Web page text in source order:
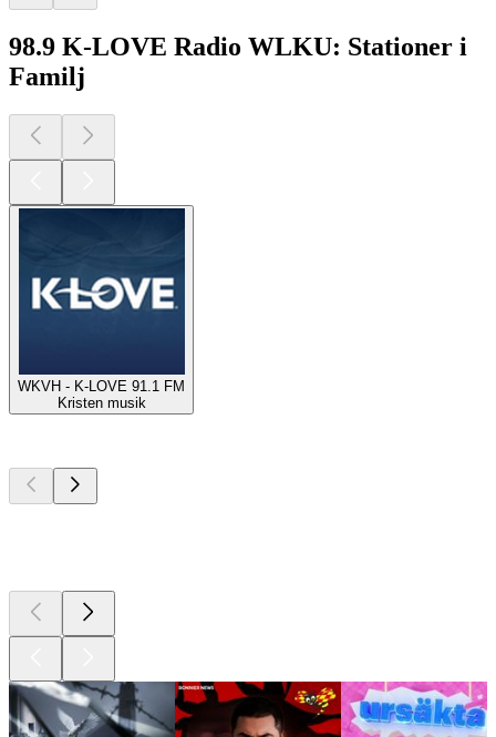
98.9 K-LOVE Radio WLKU: Stationer i
Familj
WKVH - K-LOVE 91.1 FM
Kristen musik